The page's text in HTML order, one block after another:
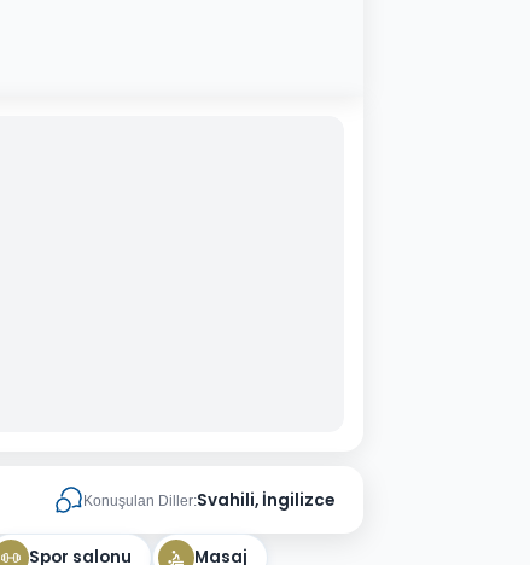
Konuşulan Diller:Svahili, İngilizce
Spor salonu Masaj